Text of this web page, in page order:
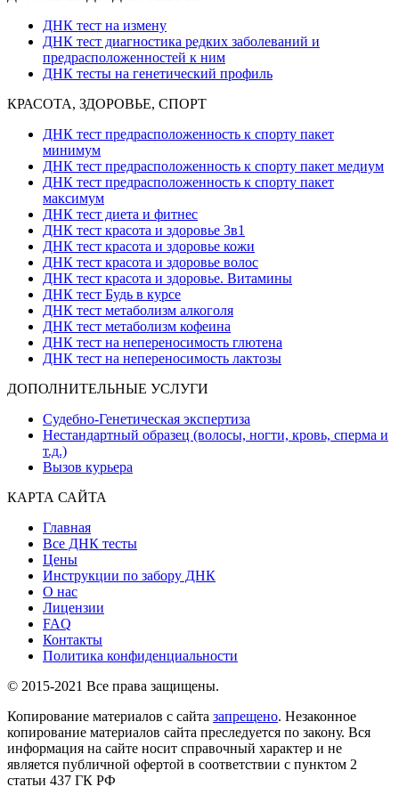
ДНК тест на измену
ДНК тест диагностика редких заболеваний и
предрасположенностей к ним
ДНК тесты на генетический профиль
КРАСОТА, ЗДОРОВЬЕ, СПОРТ
ДНК тест предрасположенность к спорту пакет
минимум
ДНК тест предрасположенность к спорту пакет медиум
ДНК тест предрасположенность к спорту пакет
максимум
ДНК тест диета и фитнес
ДНК тест красота и здоровье 3в1
ДНК тест красота и здоровье кожи
ДНК тест красота и здоровье волос
ДНК тест красота и здоровье. Витамины
ДНК тест Будь в курсе
ДНК тест метаболизм алкоголя
ДНК тест метаболизм кофеина
ДНК тест на непереносимость глютена
ДНК тест на непереносимость лактозы
ДОПОЛНИТЕЛЬНЫЕ УСЛУГИ
Судебно-Генетическая экспертиза
Нестандартный образец (волосы, ногти, кровь, сперма и
т.д.)
Вызов курьера
КАРТА САЙТА
Главная
Все ДНК тесты
Цены
Инструкции по забору ДНК
О нас
Лицензии
FAQ
Контакты
Политика конфиденциальности
© 2015-2021 Все права защищены.
Копирование материалов с сайта запрещено. Незаконное
копирование материалов сайта преследуется по закону. Вся
информация на сайте носит справочный характер и не
является публичной офертой в соответствии с пунктом 2
статьи 437 ГК РФ